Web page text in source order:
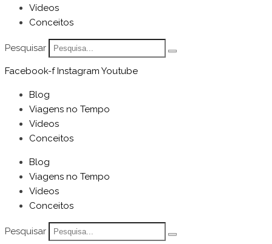
Vídeos
Conceitos
Pesquisar
Facebook-f Instagram Youtube
Blog
Viagens no Tempo
Vídeos
Conceitos
Blog
Viagens no Tempo
Vídeos
Conceitos
Pesquisar